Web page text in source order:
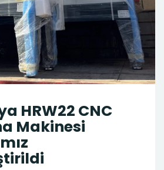
HRW22 CNC
Makinesi